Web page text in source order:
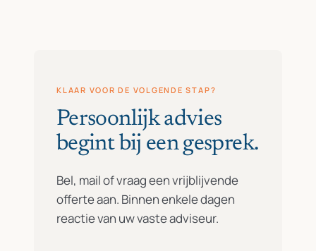
KLAAR VOOR DE VOLGENDE STAP?
Persoonlijk advies
begint bij een gesprek.
Bel, mail of vraag een vrijblijvende
offerte aan. Binnen enkele dagen
reactie van uw vaste adviseur.